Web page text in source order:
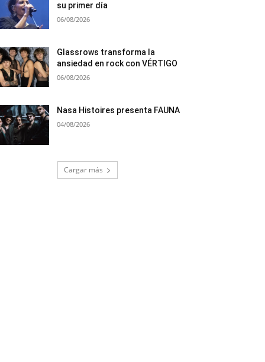
su primer día
06/08/2026
Glassrows transforma la
ansiedad en rock con VÉRTIGO
06/08/2026
Nasa Histoires presenta FAUNA
04/08/2026
Cargar más